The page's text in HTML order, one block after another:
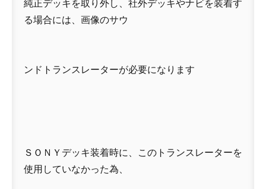
純正デッキを取り外し、社外デッキやナビを装着す
る場合には、画像のサウ
ンドトランスレーターが必要になります
ＳＯＮＹデッキ装着時に、このトランスレーターを
使用していなかった為、